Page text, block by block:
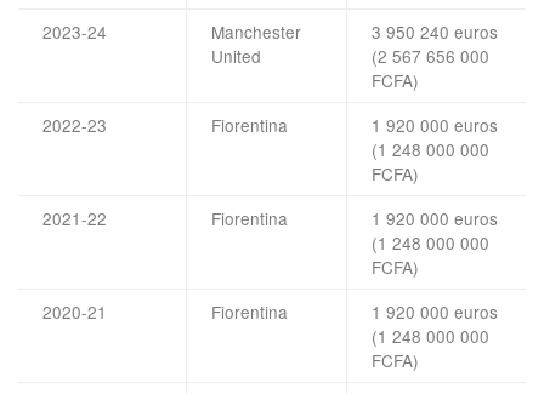
2023-24
Manchester
United
3 950 240 euros
(2 567 656 000
FCFA)
2022-23
Fiorentina
1 920 000 euros
(1 248 000 000
FCFA)
2021-22
Fiorentina
1 920 000 euros
(1 248 000 000
FCFA)
2020-21
Fiorentina
1 920 000 euros
(1 248 000 000
FCFA)